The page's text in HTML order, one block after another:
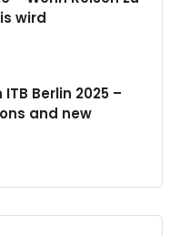
wird
Berlin 2025 –
and new